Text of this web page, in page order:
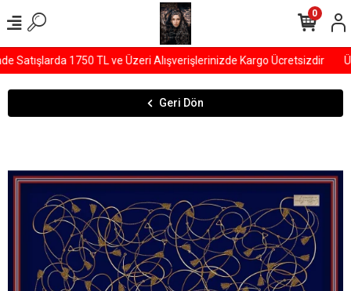
Satışlarda 1750 TL ve Üzeri Alışverişlerinizde Kargo Ücretsizdir
0
Geri Dön